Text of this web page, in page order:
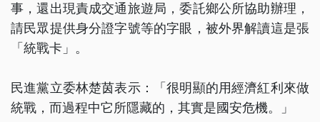
事，還出現責成交通旅遊局，委託鄉公所協助辦理，
請民眾提供身分證字號等的字眼，被外界解讀這是張
「統戰卡」。
民進黨立委林楚茵表示：「很明顯的用經濟紅利來做
統戰，而過程中它所隱藏的，其實是國安危機。」